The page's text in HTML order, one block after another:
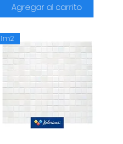
Agregar al carrito
1m2